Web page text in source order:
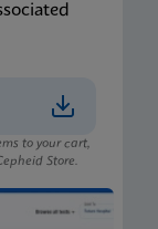
to your cart,
Store.